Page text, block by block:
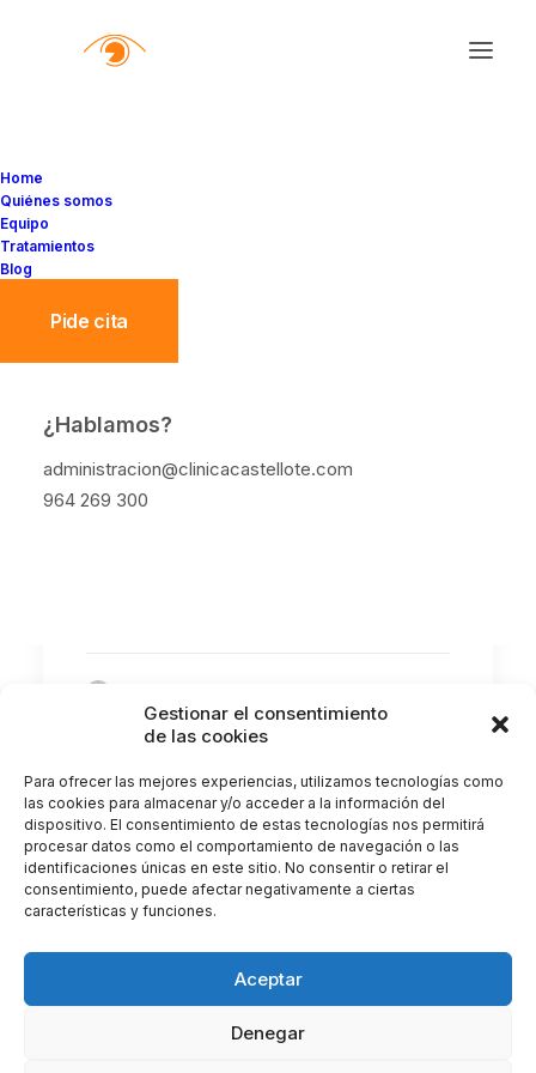
Gestionar el consentimiento
de las cookies
Para ofrecer las mejores experiencias, utilizamos tecnologías como
las cookies para almacenar y/o acceder a la información del
dispositivo. El consentimiento de estas tecnologías nos permitirá
procesar datos como el comportamiento de navegación o las
identificaciones únicas en este sitio. No consentir o retirar el
consentimiento, puede afectar negativamente a ciertas
características y funciones.
Aceptar
Denegar
Home
Quiénes somos
Equipo
Tratamientos
Blog
Pide cita
¿Hablamos?
administracion@clinicacastellote.com
964 269 300
Señales de alerta visual
en niños que no debes